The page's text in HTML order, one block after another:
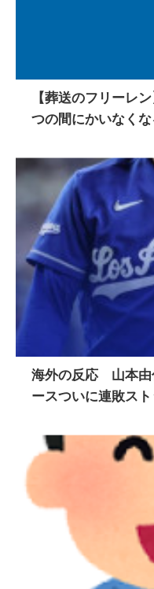
【葬送のフリーレ
つの間にかいなくな
海外の反応 山本由
ースついに連敗ス